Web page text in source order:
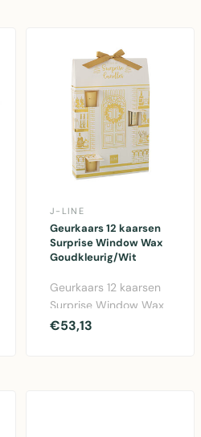
J-LINE
Geurkaars 12 kaarsen
Surprise Window Wax
Goudkleurig/Wit
Geurkaars 12 kaarsen
Surprise Window Wax
Goudkleurig/Wit -
€53,13